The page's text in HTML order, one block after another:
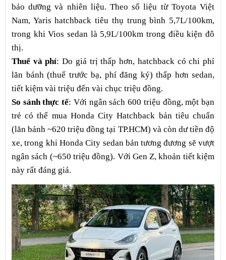
bảo dưỡng và nhiên liệu. Theo số liệu từ Toyota Việt
Nam, Yaris hatchback tiêu thụ trung bình 5,7L/100km,
trong khi Vios sedan là 5,9L/100km trong điều kiện đô
thị.
Thuế và phí: Do giá trị thấp hơn, hatchback có chi phí
lăn bánh (thuế trước bạ, phí đăng ký) thấp hơn sedan,
tiết kiệm vài triệu đến vài chục triệu đồng.
So sánh thực tế: Với ngân sách 600 triệu đồng, một bạn
trẻ có thể mua Honda City Hatchback bản tiêu chuẩn
(lăn bánh ~620 triệu đồng tại TP.HCM) và còn dư tiền độ
xe, trong khi Honda City sedan bản tương đương sẽ vượt
ngân sách (~650 triệu đồng). Với Gen Z, khoản tiết kiệm
này rất đáng giá.